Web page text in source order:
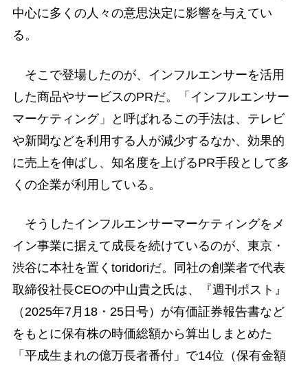
中心に多くの人々の意思決定に影響を与えてい
る。
そこで登場したのが、インフルエンサーを活用
した商品やサービスのPRだ。「インフルエンサー
マーケティング」と呼ばれるこの手法は、テレビ
や新聞などを利用する人が減少するなか、効果的
に売上を伸ばし、知名度を上げるPR手段として多
くの企業が利用している。
そうしたインフルエンサーマーケティングをメ
イン事業に据えて成長を続けているのが、東京・
渋谷に本社を置くtoridoriだ。同社の創業者で代表
取締役社長CEOの中山貴之氏は、『週刊ポスト』
（2025年7月18・25日号）が有価証券報告書など
をもとに保有株の時価総額から算出しまとめた
「平成生まれの億万長者番付」で14位（保有金額